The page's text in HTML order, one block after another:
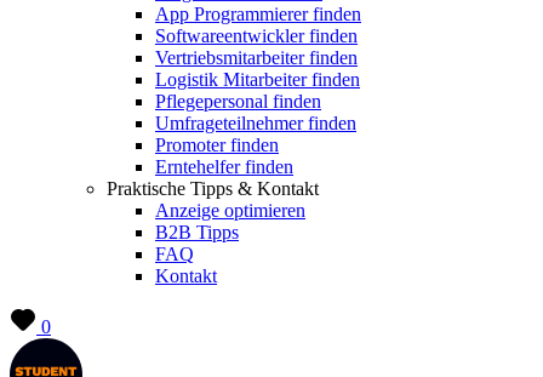
App Programmierer finden
Softwareentwickler finden
Vertriebsmitarbeiter finden
Logistik Mitarbeiter finden
Pflegepersonal finden
Umfrageteilnehmer finden
Promoter finden
Erntehelfer finden
Praktische Tipps & Kontakt
Anzeige optimieren
B2B Tipps
FAQ
Kontakt
0